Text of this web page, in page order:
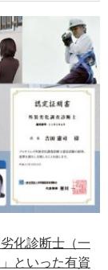
化診断士（一
といった有資